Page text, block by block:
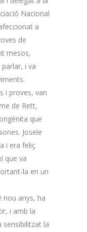
Nacional
a
de
mesos,
i va
i proves, van
de Rett,
que
Josele
i era feliç
que va
la en un
nou anys, ha
i amb la
sensibilitzat la